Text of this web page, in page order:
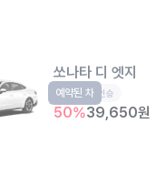
쏘나타 디 엣지
중형 5인승
50%39,650원
예약된 차